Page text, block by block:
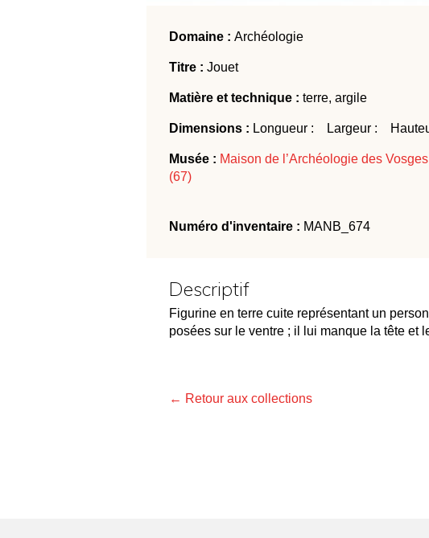
Domaine : Archéologie
Titre : Jouet
Matière et technique : terre, argile
Dimensions : Longueur : Largeur :
Musée : Maison de l’Archéologie des
(67)
Numéro d'inventaire : MANB_674
Descriptif
Figurine en terre cuite représentant un
posées sur le ventre ; il lui manque la tête et
← Retour aux collections